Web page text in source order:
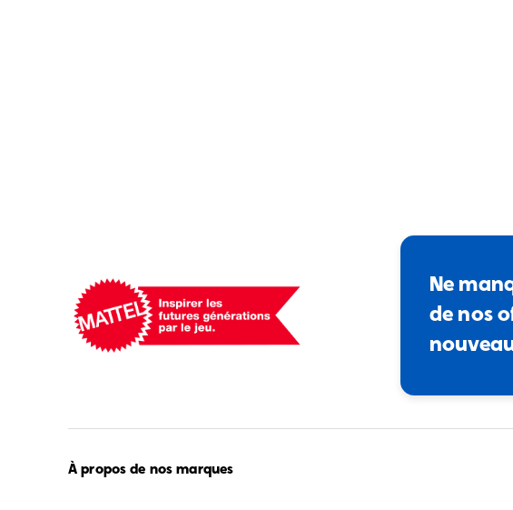
Through
Ne
de nos
À propos de nos marques